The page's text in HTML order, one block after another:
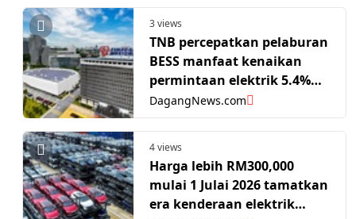
3 views
TNB percepatkan pelaburan
BESS manfaat kenaikan
permintaan elektrik 5.4%
pada 2026, kata MBSB
Research
DagangNews.com
4 views
Harga lebih RM300,000
mulai 1 Julai 2026 tamatkan
era kenderaan elektrik